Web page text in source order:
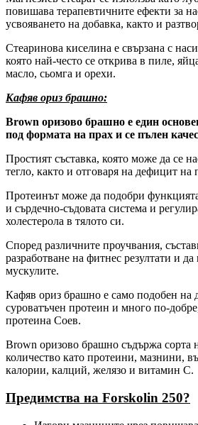
повишава терапевтичните ефекти за
усвояването на добавка, както и
Стеаринова киселина е свързана с
която най-често се открива в пиле,
масло, сьомга и орехи.
Кафяв ориз брашно:
Brown оризово брашно е един
под формата на прах и се пълен
Простият съставка, която може да се
тегло, както и отговаря на дефицит на
Протеинът може да подобри
и сърдечно-съдовата система и
холестерола в тялото си.
Според различните проучвания,
разработване на фитнес резултати и
мускулите.
Кафяв ориз брашно е само подобен на
суроватъчен протеин и много по-
протеина Соев.
Brown оризово брашно съдържа сорта
количество като протеини, мазнини,
калории, калций, желязо и витамин С.
Предимства на Forskolin 250?